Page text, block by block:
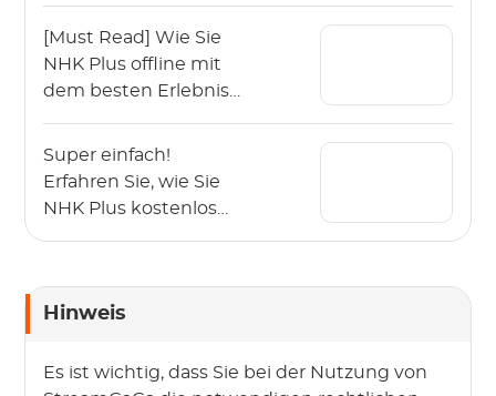
[Must Read] Wie Sie
NHK Plus offline mit
dem besten Erlebnis
Super einfach!
Erfahren Sie, wie Sie
NHK Plus kostenlos
Hinweis
Es ist wichtig, dass Sie bei der Nutzung von